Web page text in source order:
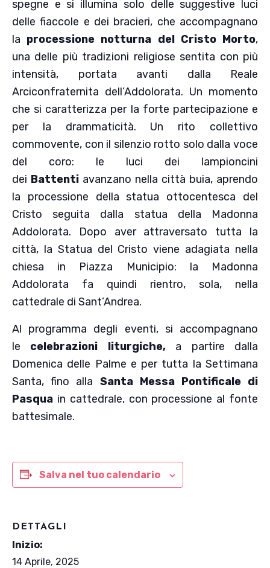
spegne e si illumina solo delle suggestive luci
delle fiaccole e dei bracieri, che accompagnano
la processione notturna del Cristo Morto,
una delle più tradizioni religiose sentita con più
intensità, portata avanti dalla Reale
Arciconfraternita dell’Addolorata. Un momento
che si caratterizza per la forte partecipazione e
per la drammaticità. Un rito collettivo
commovente, con il silenzio rotto solo dalla voce
del coro: le luci dei lampioncini
dei Battenti avanzano nella città buia, aprendo
la processione della statua ottocentesca del
Cristo seguita dalla statua della Madonna
Addolorata. Dopo aver attraversato tutta la
città, la Statua del Cristo viene adagiata nella
chiesa in Piazza Municipio: la Madonna
Addolorata fa quindi rientro, sola, nella
cattedrale di Sant’Andrea.
Al programma degli eventi, si accompagnano
le celebrazioni liturgiche,a partire dalla
Domenica delle Palme e per tutta la Settimana
Santa, fino alla Santa Messa Pontificale di
Pasqua in cattedrale, con processione al fonte
battesimale.
Salva nel tuo calendario
DETTAGLI
Inizio:
14 Aprile, 2025